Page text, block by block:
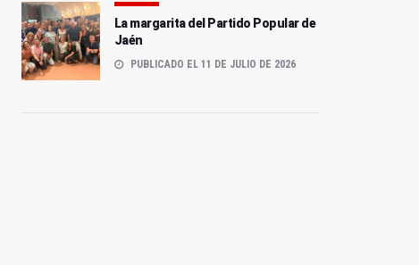
La margarita del Partido Popular de
Jaén
PUBLICADO EL 11 DE JULIO DE 2026